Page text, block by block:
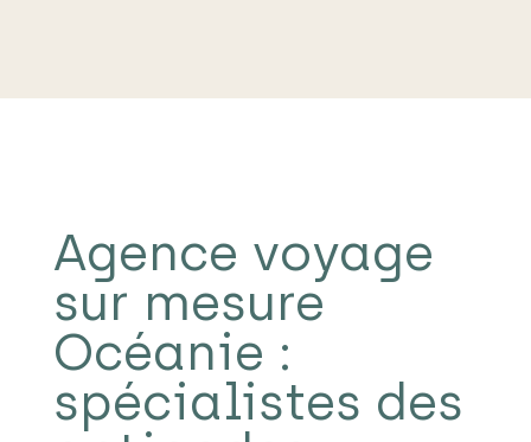
Agence voyage
sur mesure
Océanie :
spécialistes des